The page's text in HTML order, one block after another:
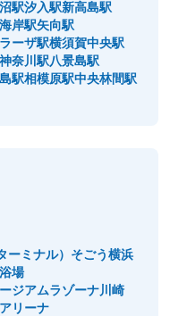
駅汐入駅新高島駅
岸駅矢向駅
ーザ駅横須賀中央駅
奈川駅八景島駅
駅相模原駅中央林間駅
ミナル） そごう横浜
場
ジアムラゾーナ川崎
リーナ